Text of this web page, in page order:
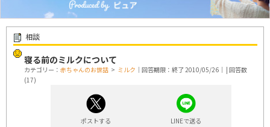
相談
寝る前のミルクについて
カテゴリー： 赤ちゃんのお世話 > ミルク ｜回答期限：終了 2010/05/26｜ | 回答数
(17)
ポストする LINEで送る